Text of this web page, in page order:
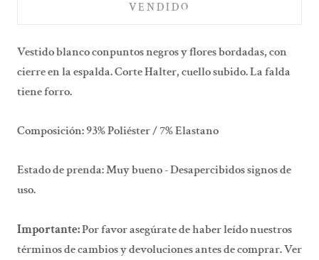
VENDIDO
Vestido blanco conpuntos negros y flores bordadas, con
cierre en la espalda. Corte Halter, cuello subido. La falda
tiene forro.
Composición: 93% Poliéster / 7% Elastano
Estado de prenda: Muy bueno - Desapercibidos signos de
uso.
Importante:Por favor asegúrate de haber leído nuestros
términos de cambios y devoluciones antes de comprar. Ver